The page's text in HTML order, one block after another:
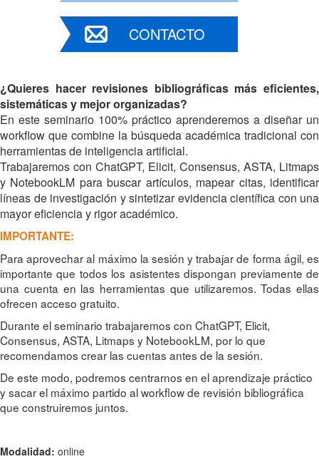
CONTACTO
¿Quieres hacer revisiones bibliográficas más eficientes,
sistemáticas y mejor organizadas?
En este seminario 100% práctico aprenderemos a diseñar un
workflow que combine la búsqueda académica tradicional con
herramientas de inteligencia artificial.
Trabajaremos con ChatGPT, Elicit, Consensus, ASTA, Litmaps
y NotebookLM para buscar artículos, mapear citas, identificar
líneas de investigación y sintetizar evidencia científica con una
mayor eficiencia y rigor académico.
IMPORTANTE:
Para aprovechar al máximo la sesión y trabajar de forma ágil, es
importante que todos los asistentes dispongan previamente de
una cuenta en las herramientas que utilizaremos. Todas ellas
ofrecen acceso gratuito.
Durante el seminario trabajaremos con ChatGPT, Elicit,
Consensus, ASTA, Litmaps y NotebookLM, por lo que
recomendamos crear las cuentas antes de la sesión.
De este modo, podremos centrarnos en el aprendizaje práctico
y sacar el máximo partido al workflow de revisión bibliográfica
que construiremos juntos.
Modalidad: online